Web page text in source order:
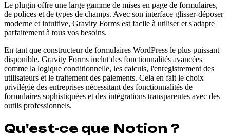
Le plugin offre une large gamme de mises en page de formulaires,
de polices et de types de champs. Avec son interface glisser-déposer
moderne et intuitive, Gravity Forms est facile à utiliser et s'adapte
parfaitement à tous vos besoins.
En tant que constructeur de formulaires WordPress le plus puissant
disponible, Gravity Forms inclut des fonctionnalités avancées
comme la logique conditionnelle, les calculs, l'enregistrement des
utilisateurs et le traitement des paiements. Cela en fait le choix
privilégié des entreprises nécessitant des fonctionnalités de
formulaires sophistiquées et des intégrations transparentes avec des
outils professionnels.
Qu'est-ce que Notion ?